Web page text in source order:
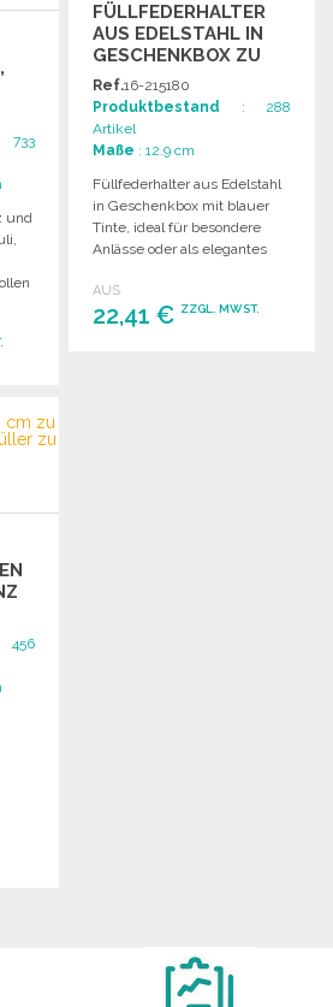
und
FÜLLFEDERHALTER
AUS EDELSTAHL IN
GESCHENKBOX ZU
GROSSHANDELSPREISEN
Ref.16-215180
Produktbestand : 288
Artikel
Maße : 12.9 cm
Füllfederhalter aus Edelstahl
in Geschenkbox mit blauer
Tinte, ideal für besondere
Anlässe oder als elegantes
AUS
22,41 € ZZGL. MWST.